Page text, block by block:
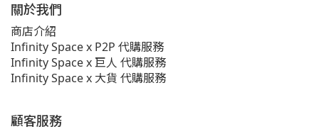
關於我們
商店介紹
Infinity Space x P2P 代購服務
Infinity Space x 巨人 代購服務
Infinity Space x 大貨 代購服務
顧客服務